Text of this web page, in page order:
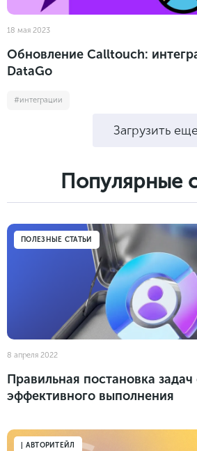
18 мая 2023
Обновление Calltouch:
DataGo
#интеграции
Загрузить еще
Популярные
ПОЛЕЗНЫЕ СТАТЬИ
8 апреля 2022
Правильная постановка
эффективного выполнения
| АВТОРИТЕЙЛ